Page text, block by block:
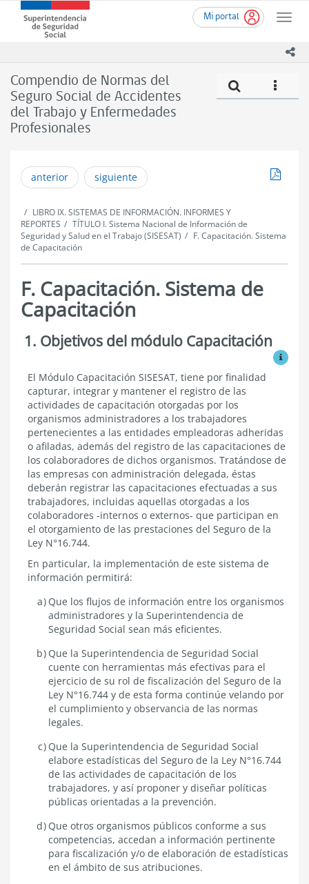
contenido
Mi portal
Toggle
Superintendencia
de
(SUSESO)
-
Gobierno
de
Chile
Compendio de Normas del
Seguro Social de Accidentes
del Trabajo y Enfermedades
Profesionales
icono
anterior siguiente
LIBRO IX. SISTEMAS DE INFORMACIÓN. INFORMES Y
REPORTES
TÍTULO I. Sistema Nacional de Información de
Seguridad y Salud en el Trabajo (SISESAT)
F. Capacitación. Sistema
de Capacitación
F. Capacitación. Sistema de
Capacitación
Capacitación.
Sistema
Capacitación
1. Objetivos del módulo Capacitación
Ver
Objetivos
del
Módulo
Capacitación
El Módulo Capacitación SISESAT, tiene por finalidad
capturar, integrar y mantener el registro de las
actividades de capacitación otorgadas por los
organismos administradores a los trabajadores
pertenecientes a las entidades empleadoras adheridas
o afiladas, además del registro de las capacitaciones de
los colaboradores de dichos organismos. Tratándose de
las empresas con administración delegada, éstas
deberán registrar las capacitaciones efectuadas a sus
trabajadores, incluidas aquellas otorgadas a los
colaboradores -internos o externos- que participan en
el otorgamiento de las prestaciones del Seguro de la
Ley N°16.744.
En particular, la implementación de este sistema de
información permitirá:
Que los flujos de información entre los organismos
administradores y la Superintendencia de
Seguridad Social sean más eficientes.
Que la Superintendencia de Seguridad Social
cuente con herramientas más efectivas para el
ejercicio de su rol de fiscalización del Seguro de la
Ley N°16.744 y de esta forma continúe velando por
el cumplimiento y observancia de las normas
legales.
Que la Superintendencia de Seguridad Social
elabore estadísticas del Seguro de la Ley N°16.744
de las actividades de capacitación de los
trabajadores, y así proponer y diseñar políticas
públicas orientadas a la prevención.
Que otros organismos públicos conforme a sus
competencias, accedan a información pertinente
para fiscalización y/o de elaboración de estadísticas
en el ámbito de sus atribuciones.